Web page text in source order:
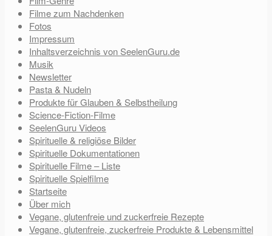
Filme zum Nachdenken
Fotos
Impressum
Inhaltsverzeichnis von SeelenGuru.de
Musik
Newsletter
Pasta & Nudeln
Produkte für Glauben & Selbstheilung
Science-Fiction-Filme
SeelenGuru Videos
Spirituelle & religiöse Bilder
Spirituelle Dokumentationen
Spirituelle Filme – Liste
Spirituelle Spielfilme
Startseite
Über mich
Vegane, glutenfreie und zuckerfreie Rezepte
Vegane, glutenfreie, zuckerfreie Produkte & Lebensmittel